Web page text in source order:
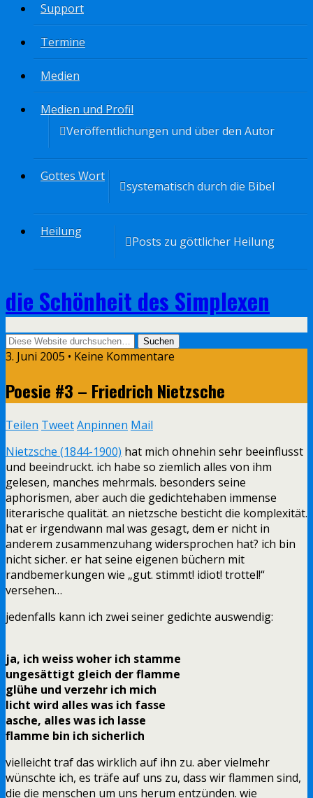
Support
Termine
Medien
Medien und Profil
Veröffentlichungen und über den Autor
Gottes Wort
systematisch durch die Bibel
Heilung
Posts zu göttlicher Heilung
die Schönheit des Simplexen
3. Juni 2005 • Keine Kommentare
Poesie #3 – Friedrich Nietzsche
Teilen TweetAnpinnen Mail
Nietzsche (1844-1900) hat mich ohnehin sehr beeinflusst
und beeindruckt. ich habe so ziemlich alles von ihm
gelesen, manches mehrmals. besonders seine
aphorismen, aber auch die gedichtehaben immense
literarische qualität. an nietzsche besticht die komplexität.
hat er irgendwann mal was gesagt, dem er nicht in
anderem zusammenzuhang widersprochen hat? ich bin
nicht sicher. er hat seine eigenen büchern mit
randbemerkungen wie „gut. stimmt! idiot! trottel!“
versehen…
jedenfalls kann ich zwei seiner gedichte auswendig:
ja, ich weiss woher ich stamme
ungesättigt gleich der flamme
glühe und verzehr ich mich
licht wird alles was ich fasse
asche, alles was ich lasse
flamme bin ich sicherlich
vielleicht traf das wirklich auf ihn zu. aber vielmehr
wünschte ich, es träfe auf uns zu, dass wir flammen sind,
die die menschen um uns herum entzünden. wie